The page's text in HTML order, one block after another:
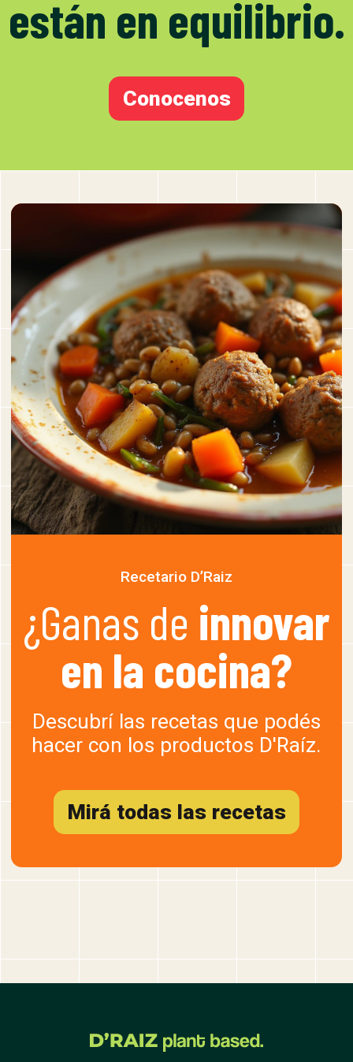
están en equilibrio.
Conocenos
Recetario D’Raiz
¿Ganas de innovar
en la cocina?
Descubrí las recetas que podés
hacer con los productos D'Raíz.
Mirá todas las recetas